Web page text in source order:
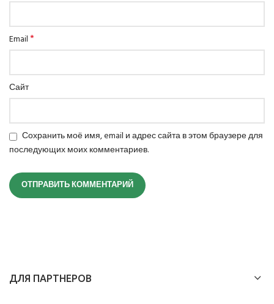
Email*
Сайт
Сохранить моё имя, email и адрес сайта в этом браузере для
последующих моих комментариев.
ДЛЯ ПАРТНЕРОВ